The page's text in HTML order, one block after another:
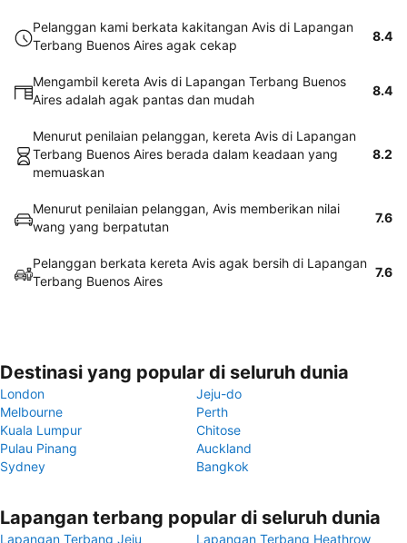
Pelanggan kami berkata kakitangan Avis di Lapangan
Terbang Buenos Aires agak cekap
8.4
Mengambil kereta Avis di Lapangan Terbang Buenos
Aires adalah agak pantas dan mudah
8.4
Menurut penilaian pelanggan, kereta Avis di Lapangan
Terbang Buenos Aires berada dalam keadaan yang
memuaskan
8.2
Menurut penilaian pelanggan, Avis memberikan nilai
wang yang berpatutan
7.6
Pelanggan berkata kereta Avis agak bersih di Lapangan
Terbang Buenos Aires
7.6
Destinasi yang popular di seluruh dunia
London
Jeju-do
Melbourne
Perth
Kuala Lumpur
Chitose
Pulau Pinang
Auckland
Sydney
Bangkok
Lapangan terbang popular di seluruh dunia
Lapangan Terbang Jeju Lapangan Terbang Heathrow